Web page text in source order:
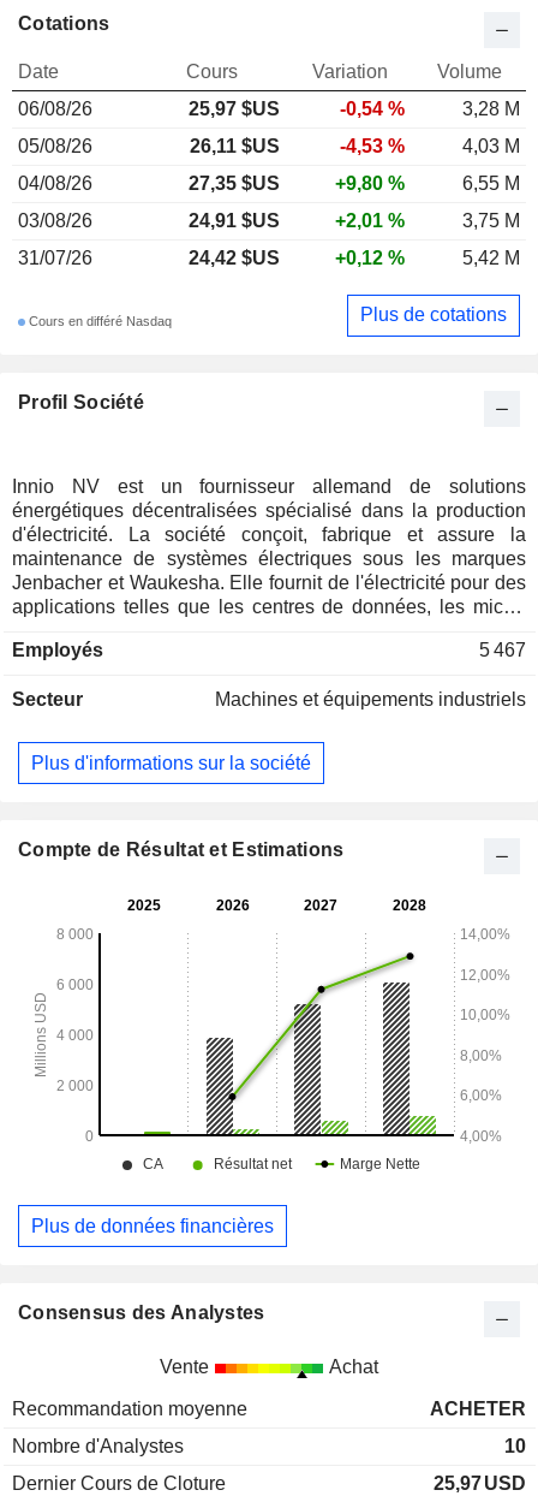
Profil Société
Innio NV est un fournisseur allemand de solutions
énergétiques décentralisées spécialisé dans la production
d'électricité. La société conçoit, fabrique et assure la
maintenance de systèmes électriques sous les marques
Jenbacher et Waukesha. Elle fournit de l'électricité pour des
applications telles que les centres de données, les micro-
compression de gaz.
Employés 5 467
Secteur Machines et équipements industriels
Plus d'informations sur la société
Cotations
Date Cours Variation
Volume
06/08/26
25,97 $US -0,54 %
3,28 M
05/08/26
26,11 $US -4,53 %
4,03 M
04/08/26
27,35 $US +9,80 %
6,55 M
03/08/26
24,91 $US +2,01 %
3,75 M
31/07/26
24,42 $US +0,12 % 5,42 M
Cours en différé Nasdaq Plus de cotations
Compte de Résultat et Estimations
Plus de données financières
Consensus des Analystes
Vente Achat
Recommandation moyenne
ACHETER
Nombre d'Analystes
10
Dernier Cours de Cloture
25,97USD